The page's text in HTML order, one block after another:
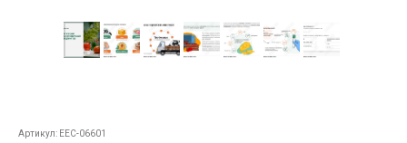
Артикул: EEC-06601